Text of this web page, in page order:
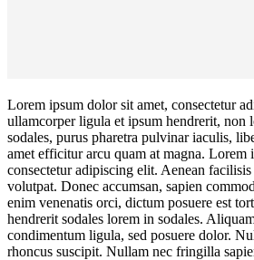
Lorem ipsum dolor sit amet, consectetur
ullamcorper ligula et ipsum hendrerit, non
sodales, purus pharetra pulvinar iaculis,
amet efficitur arcu quam at magna. Lorem
consectetur adipiscing elit. Aenean
volutpat. Donec accumsan, sapien
enim venenatis orci, dictum posuere est
hendrerit sodales lorem in sodales.
condimentum ligula, sed posuere dolor.
rhoncus suscipit. Nullam nec fringilla